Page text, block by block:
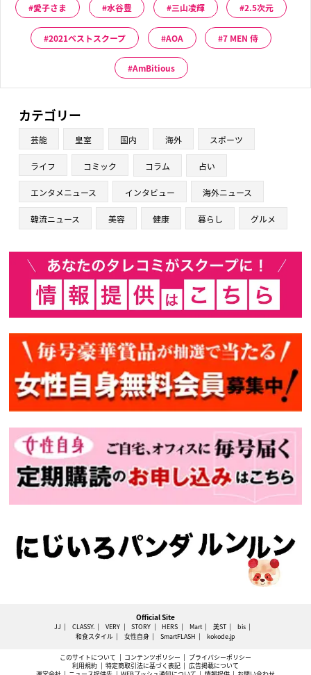
愛子さま 水谷豊 三山凌輝 2.5次元
2021ベストスクープ AOA 7 MEN 侍
AmBitious
カテゴリー
芸能 皇室 国内 海外 スポーツ
ライフ コミック コラム 占い
エンタメニュース インタビュー 海外ニュース
韓流ニュース 美容 健康 暮らし グルメ
Official Site
JJ CLASSY. VERY STORY HERS Mart 美ST
bis
和食スタイル
女性自身 SmartFLASH kokode.jp
このサイトについて コンテンツポリシー
プライバシーポリシー
利用規約
特定商取引法に基づく表記
広告掲載について